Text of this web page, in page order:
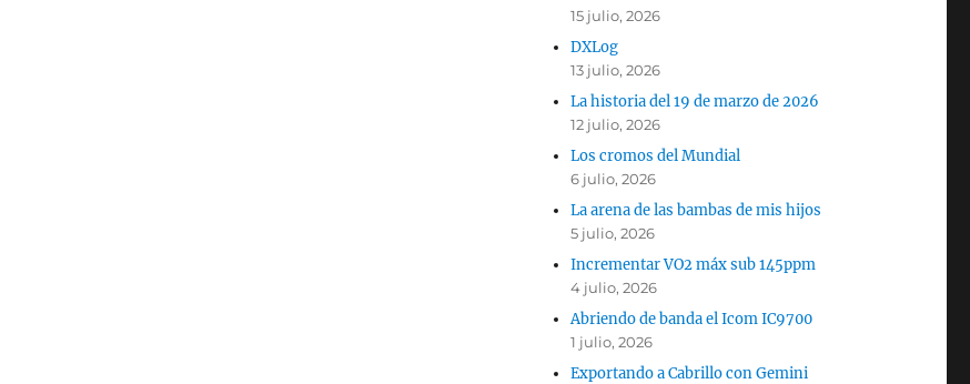
15 julio, 2026
DXLog
13 julio, 2026
La historia del 19 de marzo de 2026
12 julio, 2026
Los cromos del Mundial
6 julio, 2026
La arena de las bambas de mis hijos
5 julio, 2026
Incrementar VO2 máx sub 145ppm
4 julio, 2026
Abriendo de banda el Icom IC9700
1 julio, 2026
Exportando a Cabrillo con Gemini